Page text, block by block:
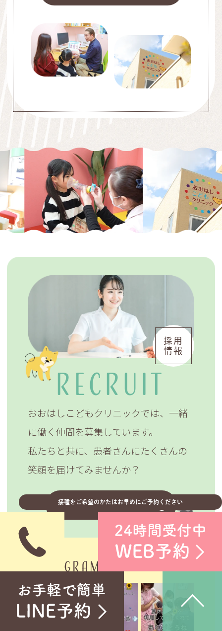
採用
情報
RECRUIT
おおはしこどもクリニックでは、 一緒
に働く仲間を募集しています。
私たちと共に、 患者さんにたくさんの
笑顔を届けてみませんか？
採用情報について
INSTAGRAM
接種をご希望のかたはお早めにご予約ください